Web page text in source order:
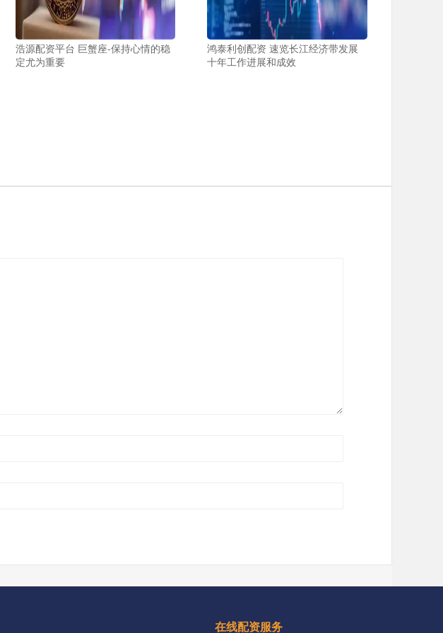
浩源配资平台 巨蟹座-保持心情的稳
定尤为重要
鸿泰利创配资 速览长江经济带发展
十年工作进展和成效
在线配资服务